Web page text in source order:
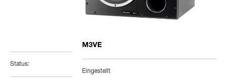
Status:
M3VE
Eingestellt